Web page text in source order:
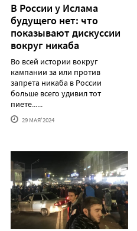
В России у Ислама
будущего нет: что
показывают дискуссии
вокруг никаба
Во всей истории вокруг
кампании за или против
запрета никаба в России
больше всего удивил тот
пиете......
29 МАЯ'2024